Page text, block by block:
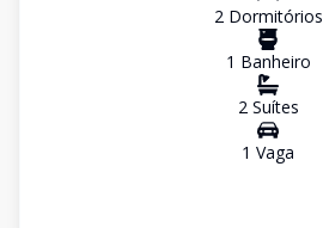
2Dormitórios
1 Banheiro
2Suítes
1 Vaga